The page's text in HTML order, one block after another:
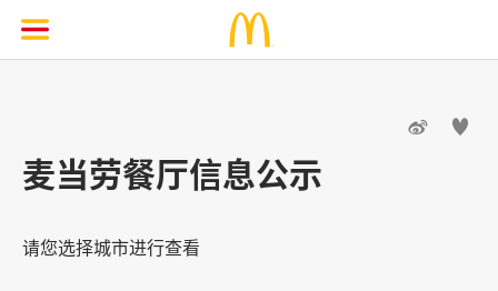
 
麦当劳餐厅信息公示
请您选择城市进行查看